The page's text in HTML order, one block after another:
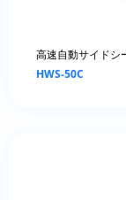
高速自動サイドシ
HWS-50C